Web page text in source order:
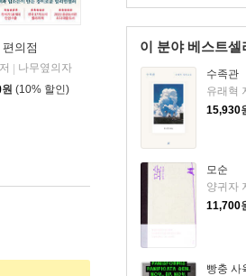
이 분야 베스트셀
수족관
유래혁
15,930
모순
양귀자
11,700
빵충 사
의점
나무옆의자
원 (10% 할인)